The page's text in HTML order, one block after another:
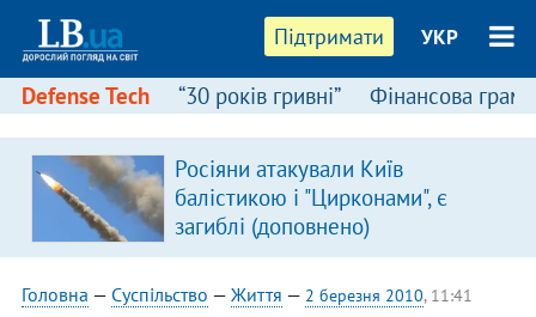
Підтримати УКР
Defense Tech “30 років гривні” Фінансова
Росіяни атакували Київ
балістикою і "Цирконами", є
загиблі (доповнено)
Головна — Суспільство — Життя — 2 березня 2010, 11:41